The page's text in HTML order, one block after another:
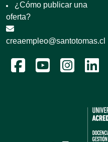
¿Cómo publicar una
oferta?
creaempleo@santotomas.cl